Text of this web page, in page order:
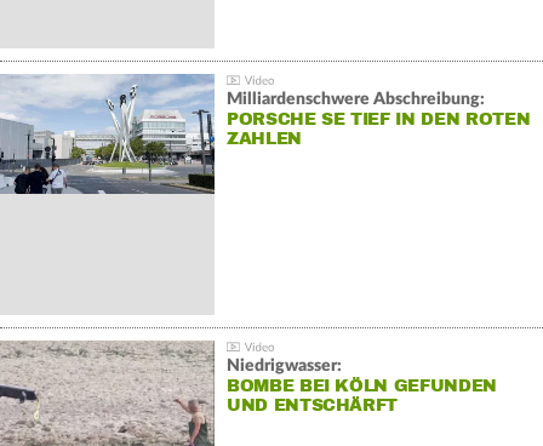
Milliardenschwere Abschreibung:
PORSCHE SE TIEF IN DEN ROTEN
ZAHLEN
Niedrigwasser:
BOMBE BEI KÖLN GEFUNDEN
UND ENTSCHÄRFT